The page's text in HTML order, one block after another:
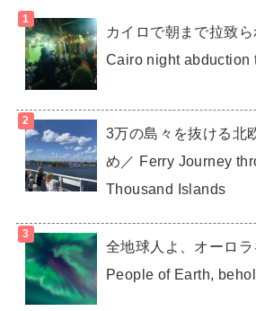
カイロで朝まで拉致
Cairo night abduction
3万の島々を抜ける北
め／ Ferry Journey
Thousand Islands
全地球人よ、オーロ
People of Earth,